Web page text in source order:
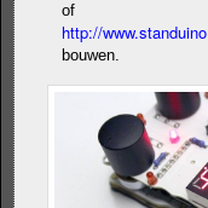
of
http://
bouwen.